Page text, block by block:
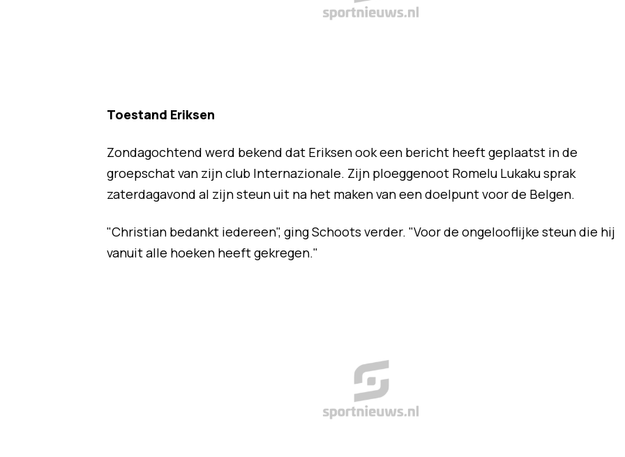
Toestand Eriksen
Zondagochtend werd bekend dat Eriksen ook een bericht heeft geplaatst in de
groepschat van zijn club Internazionale. Zijn ploeggenoot Romelu Lukaku sprak
zaterdagavond al zijn steun uit na het maken van een doelpunt voor de Belgen.
"Christian bedankt iedereen", ging Schoots verder. "Voor de ongelooflijke steun die hij
vanuit alle hoeken heeft gekregen."